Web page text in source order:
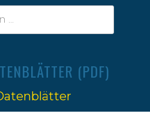
(PDF)